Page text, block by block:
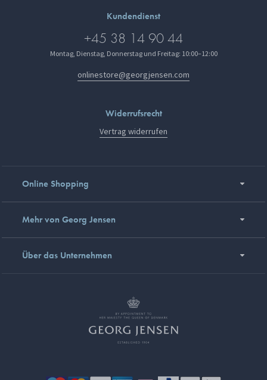
Kundendienst
+45 38 14 90 44
Montag, Dienstag, Donnerstag und Freitag: 10:00–12:00
onlinestore@georgjensen.com
Widerrufsrecht
Vertrag widerrufen
Online Shopping
Mehr von Georg Jensen
Über das Unternehmen